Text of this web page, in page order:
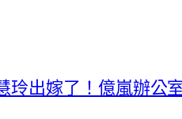
玲出嫁了！億嵐辦公